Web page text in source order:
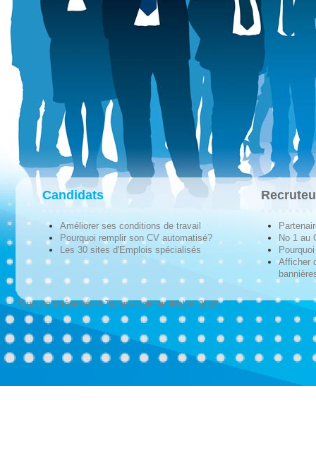
Candidats
Améliorer ses conditions de travail
Pourquoi remplir son CV automatisé?
Les 30 sites d'Emplois spécialisés
No 1 au
Afficher
Tous droits réservés © Techno-Communication 2026